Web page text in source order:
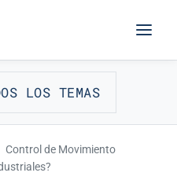
LOS TEMAS
Control de Movimiento